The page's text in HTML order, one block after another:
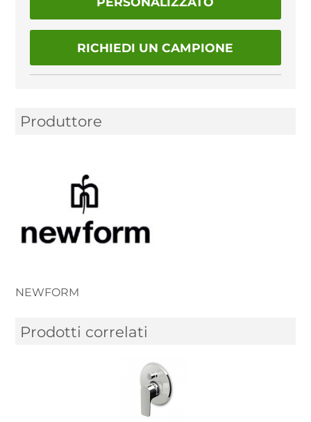
RICHIEDI UN CAMPIONE
Produttore
NEWFORM
Prodotti correlati